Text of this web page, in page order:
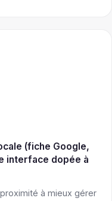
(fiche Google,
interface dopée à
à mieux gérer